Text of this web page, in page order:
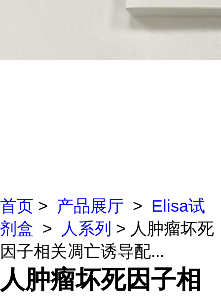
首页 > 产品展厅 > Elisa试
剂盒 > 人系列 > 人肿瘤坏死
因子相关凋亡诱导配...
人肿瘤坏死因子相